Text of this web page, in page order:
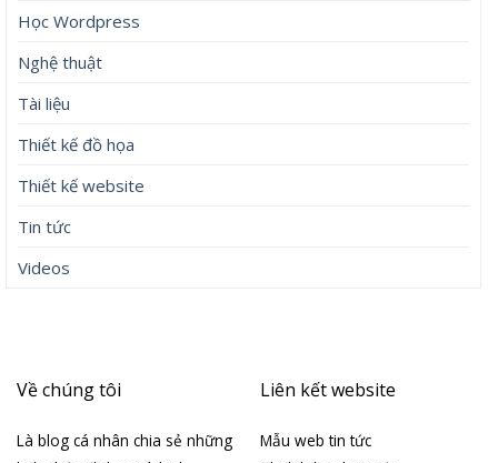
Học Wordpress
Nghệ thuật
Tài liệu
Thiết kế đồ họa
Thiết kế website
Tin tức
Videos
Về chúng tôi
Là blog cá nhân chia sẻ những
Liên kết website
Mẫu web tin tức